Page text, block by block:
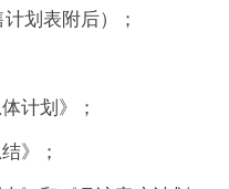
划表附后）；
计划》；
》；